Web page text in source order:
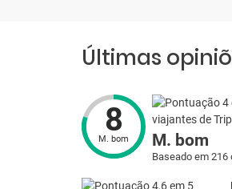
Últimas
8
M. bom M. bom
Baseado em 216